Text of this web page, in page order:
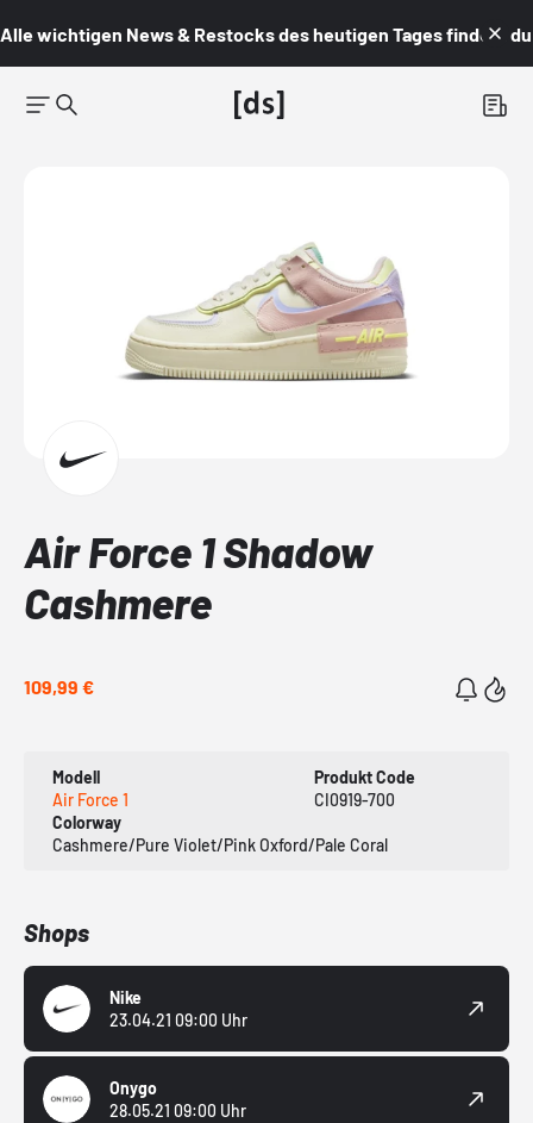
Alle wichtigen News & Restocks des heutigen Tages findest du
Air Force 1 Shadow
Cashmere
109,99 €
Modell
Air Force 1
Produkt Code
CI0919-700
Colorway
Cashmere/Pure Violet/Pink Oxford/Pale Coral
Shops
Nike
23.04.21 09:00 Uhr
Onygo
28.05.21 09:00 Uhr